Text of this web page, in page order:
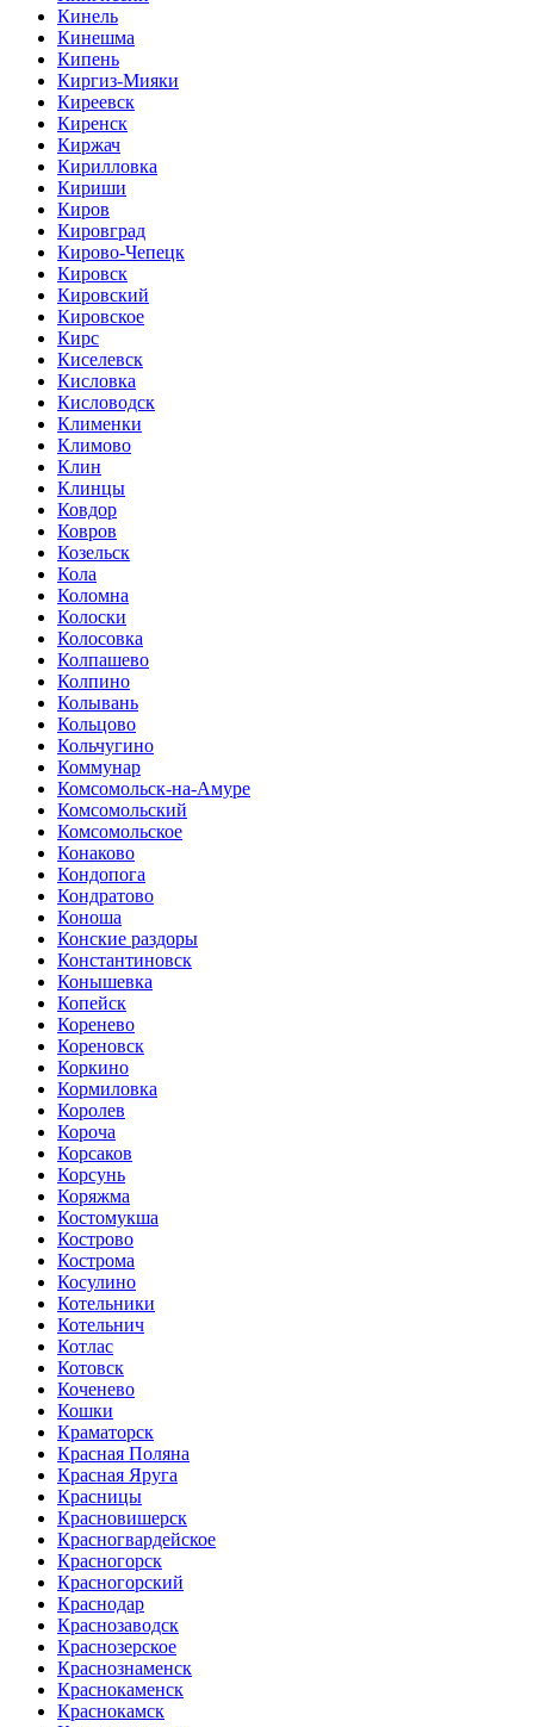
Кинель
Кинешма
Кипень
Киргиз-Мияки
Киреевск
Киренск
Киржач
Кирилловка
Кириши
Киров
Кировград
Кирово-Чепецк
Кировск
Кировский
Кировское
Кирс
Киселевск
Кисловка
Кисловодск
Клименки
Климово
Клин
Клинцы
Ковдор
Ковров
Козельск
Кола
Коломна
Колоски
Колосовка
Колпашево
Колпино
Колывань
Кольцово
Кольчугино
Коммунар
Комсомольск-на-Амуре
Комсомольский
Комсомольское
Конаково
Кондопога
Кондратово
Коноша
Конские раздоры
Константиновск
Конышевка
Копейск
Коренево
Кореновск
Коркино
Кормиловка
Королев
Короча
Корсаков
Корсунь
Коряжма
Костомукша
Кострово
Кострома
Косулино
Котельники
Котельнич
Котлас
Котовск
Коченево
Кошки
Краматорск
Красная Поляна
Красная Яруга
Красницы
Красновишерск
Красногвардейское
Красногорск
Красногорский
Краснодар
Краснозаводск
Краснозерское
Краснознаменск
Краснокаменск
Краснокамск